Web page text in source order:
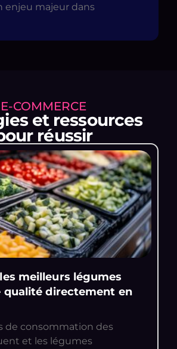
enjeu majeur dans
E-COMMERCE
et ressources
réussir
meilleurs légumes
qualité directement en
de consommation des
et les légumes